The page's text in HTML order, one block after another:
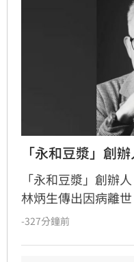
「永和豆漿」創
「永和豆漿」創辦
林炳生傳出因病離
本集團今（8）日發
-327分鐘前